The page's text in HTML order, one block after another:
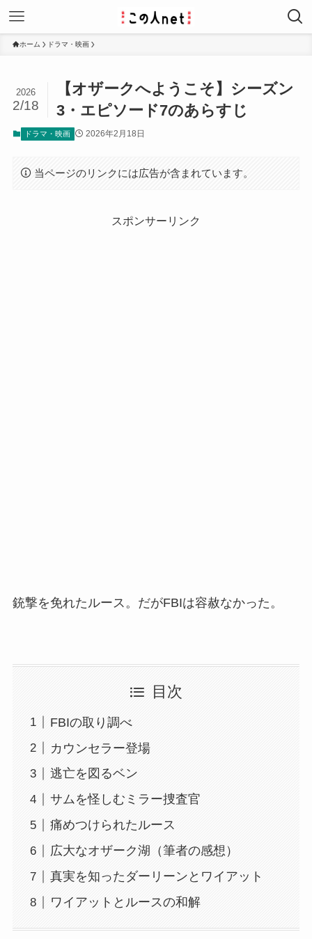
ホーム ドラマ・映画
【オザークへようこそ】シーズン
3・エピソード7のあらすじ
2026
2/18
ドラマ・映画 2026年2月18日
当ページのリンクには広告が含まれています。
スポンサーリンク
銃撃を免れたルース。だがFBIは容赦なかった。
目次
FBIの取り調べ
カウンセラー登場
逃亡を図るベン
サムを怪しむミラー捜査官
痛めつけられたルース
広大なオザーク湖（筆者の感想）
真実を知ったダーリーンとワイアット
ワイアットとルースの和解